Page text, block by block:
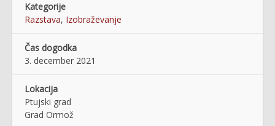
Kategorije
Razstava, Izobraževanje
Čas dogodka
3. december 2021
Lokacija
Ptujski grad
Grad Ormož